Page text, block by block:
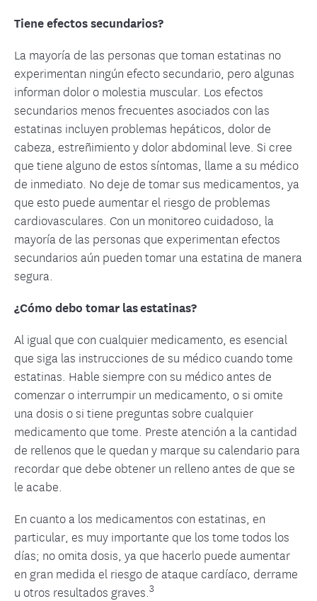
Tiene efectos secundarios?
La mayoría de las personas que toman estatinas no
experimentan ningún efecto secundario, pero algunas
informan dolor o molestia muscular. Los efectos
secundarios menos frecuentes asociados con las
estatinas incluyen problemas hepáticos, dolor de
cabeza, estreñimiento y dolor abdominal leve. Si cree
que tiene alguno de estos síntomas, llame a su médico
de inmediato. No deje de tomar sus medicamentos, ya
que esto puede aumentar el riesgo de problemas
cardiovasculares. Con un monitoreo cuidadoso, la
mayoría de las personas que experimentan efectos
secundarios aún pueden tomar una estatina de manera
segura.
¿Cómo debo tomar las estatinas?
Al igual que con cualquier medicamento, es esencial
que siga las instrucciones de su médico cuando tome
estatinas. Hable siempre con su médico antes de
comenzar o interrumpir un medicamento, o si omite
una dosis o si tiene preguntas sobre cualquier
medicamento que tome. Preste atención a la cantidad
de rellenos que le quedan y marque su calendario para
recordar que debe obtener un relleno antes de que se
le acabe.
En cuanto a los medicamentos con estatinas, en
particular, es muy importante que los tome todos los
días; no omita dosis, ya que hacerlo puede aumentar
en gran medida el riesgo de ataque cardíaco, derrame
u otros resultados graves. 3